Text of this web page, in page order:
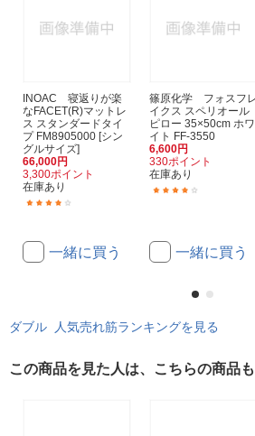
INOAC 寝返りが楽
なFACET(R)マットレ
ス スタンダードタイ
プ FM8905000 [シン
グルサイズ]
66,000円
3,300ポイント
在庫あり
一緒に買う
篠原化学 フォスフ
イクス スペリオール
ピロー 35×50cm ホワ
イト FF-3550
6,600円
330ポイント
在庫あり
一緒に買う
ダブル 人気売れ筋ランキングを見る
この商品を見た人は、こちらの商品